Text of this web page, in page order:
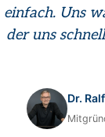
einfach. Uns
der uns
Dr.